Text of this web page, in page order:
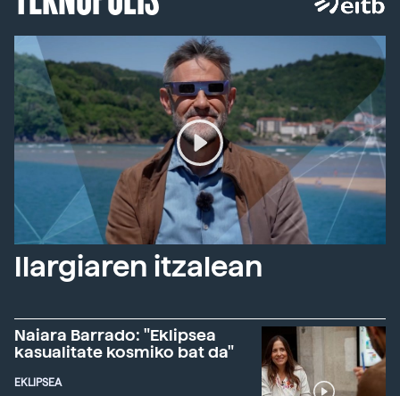
Ilargiaren itzalean
Naiara Barrado: "Eklipsea
kasualitate kosmiko bat da"
EKLIPSEA